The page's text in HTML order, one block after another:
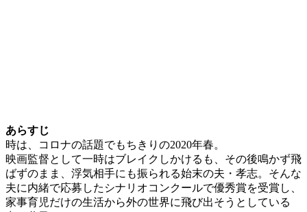
あらすじ
時は、コロナの話題でもちきりの2020年春。
映画監督として一時はブレイクしかけるも、その後鳴かず飛
ばずのまま、浮気相手にも振られる始末の夫・孝志。そんな
夫に内緒で応募したシナリオコンクールで優秀賞を受賞し、
家事育児だけの生活から外の世界に飛び出そうとしている